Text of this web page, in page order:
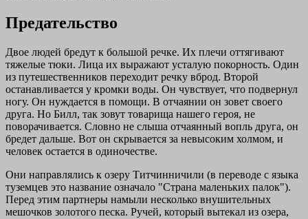
Предательство
Двое людей бредут к большой речке. Их плечи оттягивают
тяжелые тюки. Лица их выражают усталую покорность. Один
из путешественников переходит речку вброд. Второй
останавливается у кромки воды. Он чувствует, что подвернул
ногу. Он нуждается в помощи. В отчаянии он зовет своего
друга. Но Билл, так зовут товарища нашего героя, не
поворачивается. Словно не слыша отчаянный вопль друга, он
бредет дальше. Вот он скрывается за невысоким холмом, и
человек остается в одиночестве.
Они направлялись к озеру Титчинничили (в переводе с языка
туземцев это название означало "Страна маленьких палок").
Перед этим партнеры намыли несколько внушительных
мешочков золотого песка. Ручей, который вытекал из озера,